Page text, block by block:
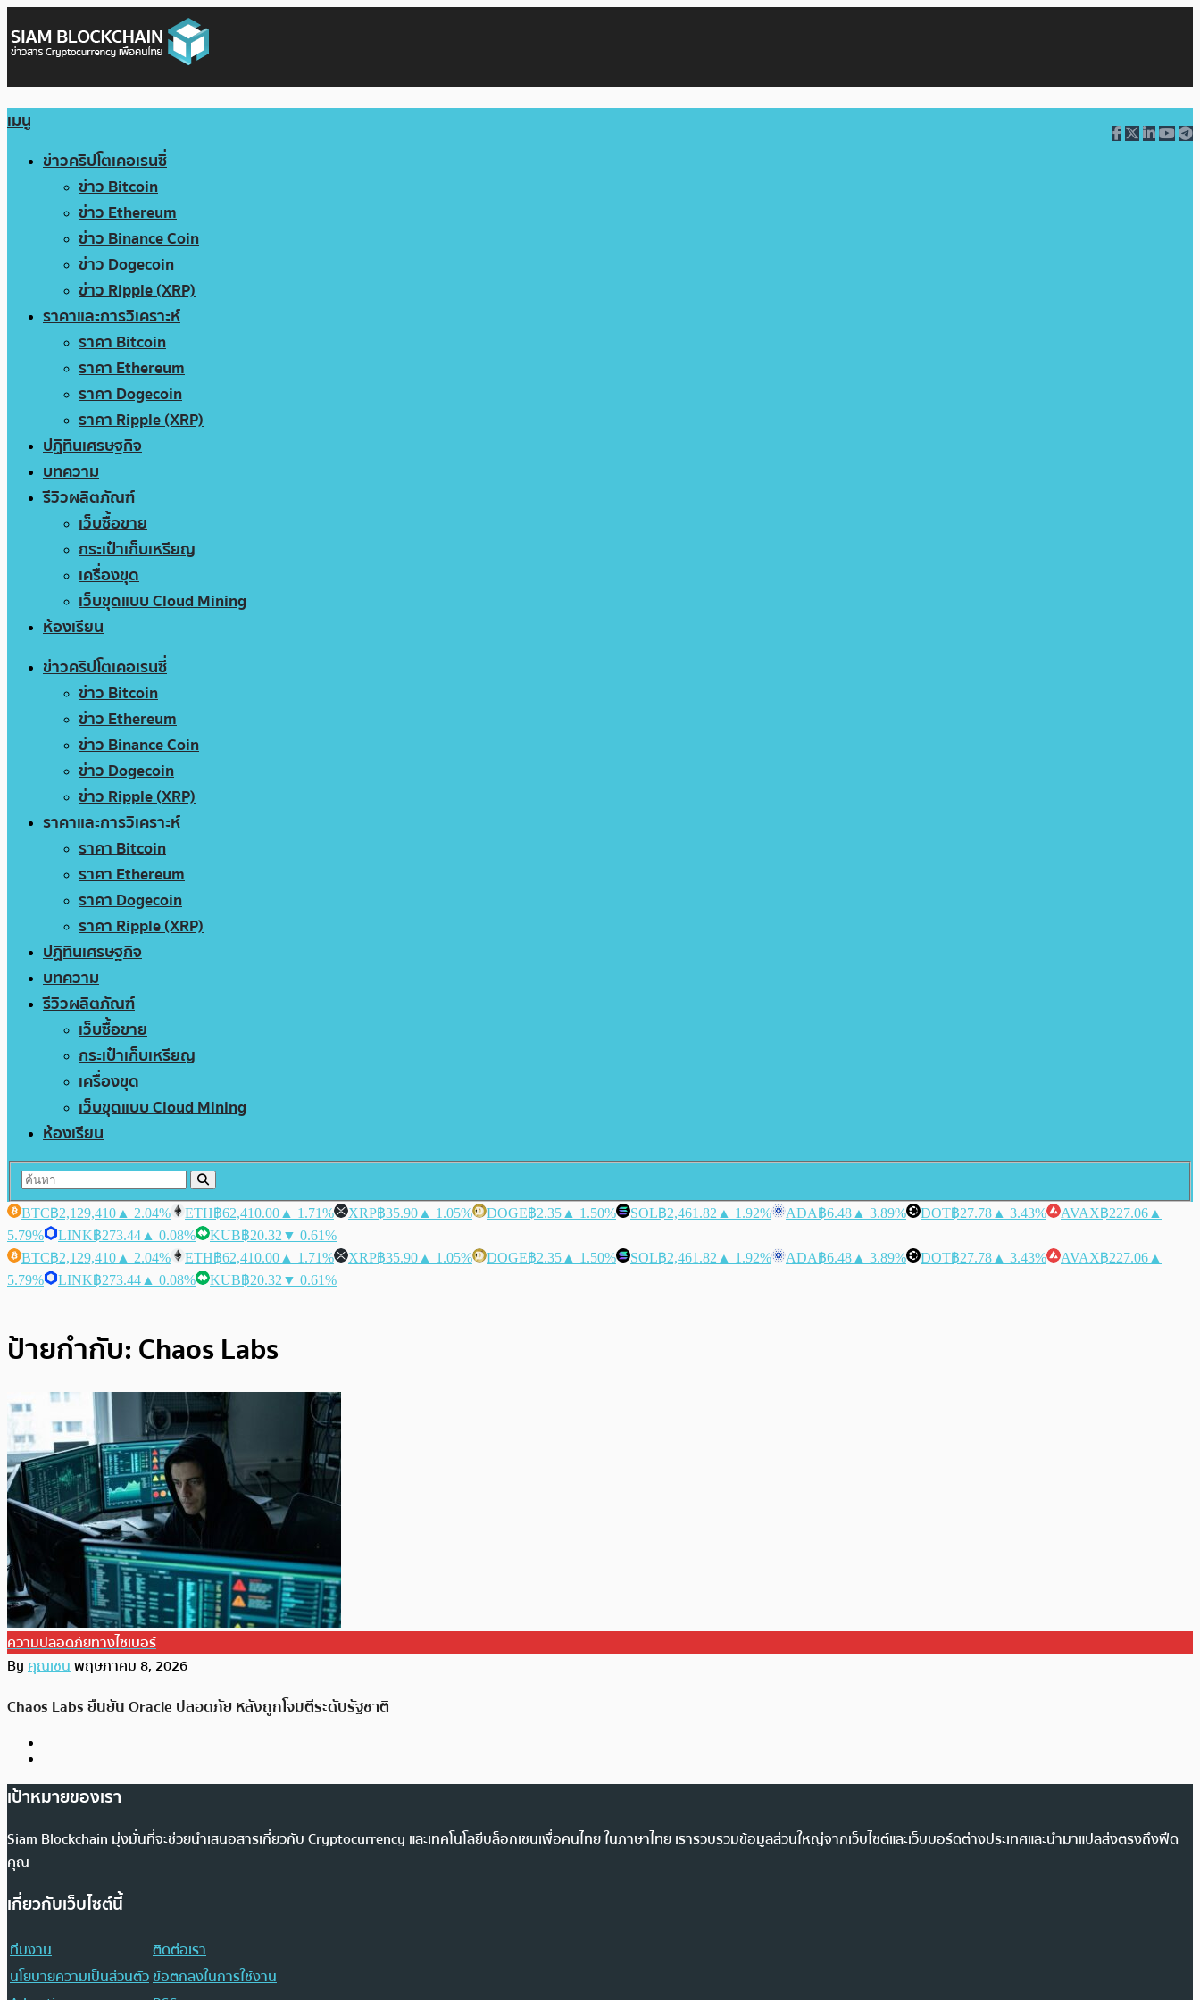
เมนู
ข่าวคริปโตเคอเรนซี่
ข่าว Bitcoin
ข่าว Ethereum
ข่าว Binance Coin
ข่าว Dogecoin
ข่าว Ripple (XRP)
ราคาและการวิเคราะห์
ราคา Bitcoin
ราคา Ethereum
ราคา Dogecoin
ราคา Ripple (XRP)
ปฏิทินเศรษฐกิจ
บทความ
รีวิวผลิตภัณฑ์
เว็บซื้อขาย
กระเป๋าเก็บเหรียญ
เครื่องขุด
เว็บขุดแบบ Cloud Mining
ห้องเรียน
ข่าวคริปโตเคอเรนซี่
ข่าว Bitcoin
ข่าว Ethereum
ข่าว Binance Coin
ข่าว Dogecoin
ข่าว Ripple (XRP)
ราคาและการวิเคราะห์
ราคา Bitcoin
ราคา Ethereum
ราคา Dogecoin
ราคา Ripple (XRP)
ปฏิทินเศรษฐกิจ
บทความ
รีวิวผลิตภัณฑ์
เว็บซื้อขาย
กระเป๋าเก็บเหรียญ
เครื่องขุด
เว็บขุดแบบ Cloud Mining
ห้องเรียน
BTC฿2,129,410 ▲ 2.04% ETH฿62,410.00 ▲ 1.71% XRP฿35.90 ▲ 1.05% DOGE฿2.35 ▲ 1.50% SOL฿2,461.82 ▲ 1.92% ADA฿6.48 ▲ 3.89% DOT฿27.78 ▲ 3.43% AVAX฿227.06 ▲
5.79%
LINK฿273.44 ▲ 0.08% KUB฿20.32 ▼ 0.61%
BTC฿2,129,410 ▲ 2.04% ETH฿62,410.00 ▲ 1.71% XRP฿35.90 ▲ 1.05% DOGE฿2.35 ▲ 1.50% SOL฿2,461.82 ▲ 1.92% ADA฿6.48 ▲ 3.89% DOT฿27.78 ▲ 3.43% AVAX฿227.06 ▲
5.79%
LINK฿273.44 ▲ 0.08% KUB฿20.32 ▼ 0.61%
ป้ายกำกับ: Chaos Labs
ความปลอดภัยทางไซเบอร์
Byคุณเชนพฤษภาคม 8, 2026
Chaos Labs ยืนยัน Oracle ปลอดภัย หลังถูกโจมตีระดับรัฐชาติ
เป้าหมายของเรา
Siam Blockchain มุ่งมั่นที่จะช่วยนำเสนอสารเกี่ยวกับ Cryptocurrency และเทคโนโลยีบล็อกเชนเพื่อคนไทย ในภาษาไทย เรารวบรวมข้อมูลส่วนใหญ่จากเว็บไซต์และเว็บบอร์ดต่างประเทศและนำมาแปลส่งตรงถึงฟีด
คุณ
เกี่ยวกับเว็บไซต์นี้
ทีมงาน
ติดต่อเรา
นโยบายความเป็นส่วนตัวข้อตกลงในการใช้งาน